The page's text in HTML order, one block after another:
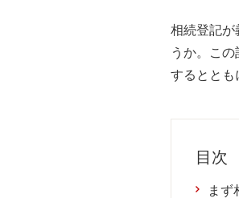
相続登記が
うか。こ
するととも
目次
まず